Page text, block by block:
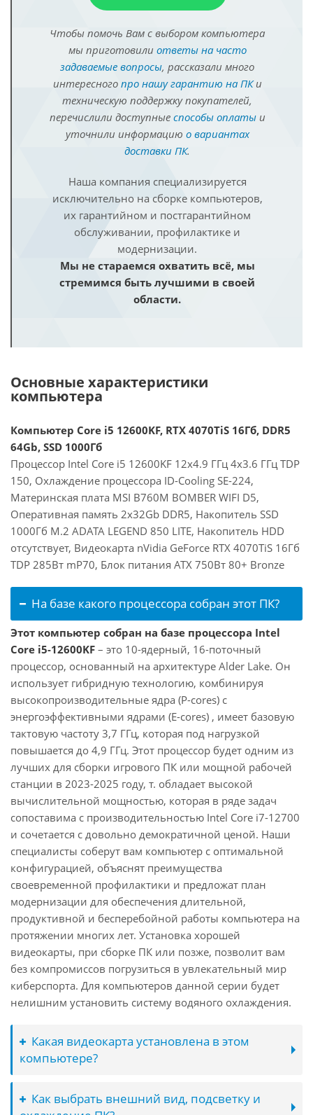
Чтобы помочь Вам с выбором компьютера
мы приготовили ответы на часто
задаваемые вопросы, рассказали много
интересного про нашу гарантию на ПКи
техническую поддержку покупателей,
перечислили доступные способы оплатыи
уточнили информацию о вариантах
доставки ПК.
Наша компания специализируется
исключительно на сборке компьютеров,
их гарантийном и постгарантийном
обслуживании, профилактике и
модернизации.
Мы не стараемся охватить всё, мы
стремимся быть лучшими в своей
области.
Основные характеристики
компьютера
Компьютер Core i5 12600KF, RTX 4070TiS 16Гб, DDR5
64Gb, SSD 1000Гб
Процессор Intel Core i5 12600KF 12x4.9 ГГц 4x3.6 ГГц TDP
150, Охлаждение процессора ID-Cooling SE-224,
Материнская плата MSI B760M BOMBER WIFI D5,
Оперативная память 2x32Gb DDR5, Накопитель SSD
1000Гб M.2 ADATA LEGEND 850 LITE, Накопитель HDD
отсутствует, Видеокарта nVidia GeForce RTX 4070TiS 16Гб
TDP 285Вт mP70, Блок питания ATX 750Вт 80+ Bronze
На базе какого процессора собран этот ПК?
Этот компьютер собран на базе процессора Intel
Core i5-12600KF – это 10-ядерный, 16-поточный
процессор, основанный на архитектуре Alder Lake. Он
использует гибридную технологию, комбинируя
высокопроизводительные ядра (P-cores) с
энергоэффективными ядрами (E-cores) , имеет базовую
тактовую частоту 3,7 ГГц, которая под нагрузкой
повышается до 4,9 ГГц. Этот процессор будет одним из
лучших для сборки игрового ПК или мощной рабочей
станции в 2023-2025 году, т. обладает высокой
вычислительной мощностью, которая в ряде задач
сопоставима с производительностью Intel Core i7-12700
и сочетается с довольно демократичной ценой. Наши
специалисты соберут вам компьютер с оптимальной
конфигурацией, объяснят преимущества
своевременной профилактики и предложат план
модернизации для обеспечения длительной,
продуктивной и бесперебойной работы компьютера на
протяжении многих лет. Установка хорошей
видеокарты, при сборке ПК или позже, позволит вам
без компромиссов погрузиться в увлекательный мир
киберспорта. Для компьютеров данной серии будет
нелишним установить систему водяного охлаждения.
Какая видеокарта установлена в этом
компьютере?
Как выбрать внешний вид, подсветку и